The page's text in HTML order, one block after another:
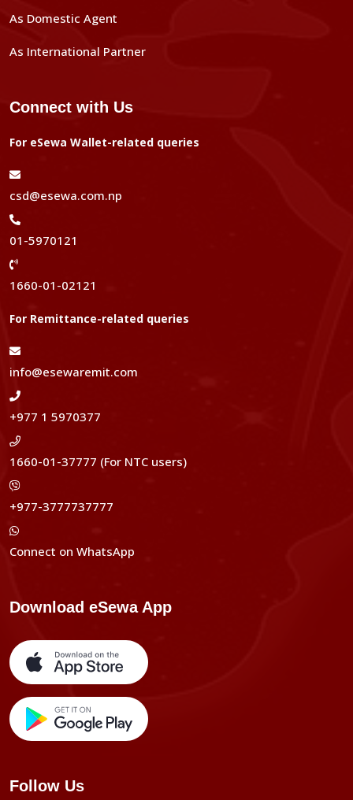
As Domestic Agent
As International Partner
Connect with Us
For eSewa Wallet-related queries
csd@esewa.com.np
01-5970121
1660-01-02121
For Remittance-related queries
info@esewaremit.com
+977 1 5970377
1660-01-37777 (For NTC users)
+977-3777737777
Connect on WhatsApp
Download eSewa App
Follow Us